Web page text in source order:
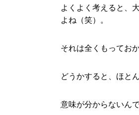
よくよく考えると、
よね（笑）。
それは全くもってお
どうかすると、ほと
意味が分からないんで